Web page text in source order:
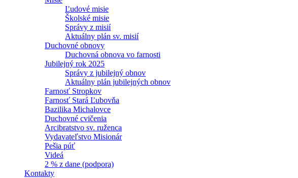
Ľudové misie
Školské misie
Správy z misií
Aktuálny plán sv. misií
Duchovné obnovy
Duchovná obnova vo farnosti
Jubilejný rok 2025
Správy z jubilejný obnov
Aktuálny plán jubilejných obnov
Farnosť Stropkov
Farnosť Stará Ľubovňa
Bazilika Michalovce
Duchovné cvičenia
Arcibratstvo sv. ruženca
Vydavateľstvo Misionár
Pešia púť
Videá
2 % z dane (podpora)
Kontakty